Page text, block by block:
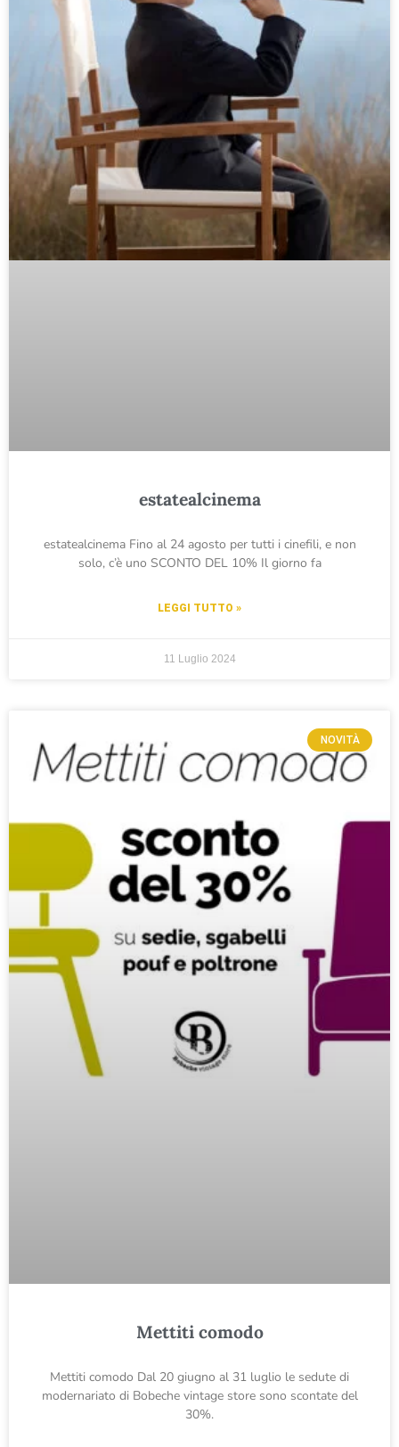
estatealcinema
estatealcinema Fino al 24 agosto per tutti i cinefili, e non
solo, c’è uno SCONTO DEL 10% Il giorno fa
LEGGI TUTTO »
11 Luglio 2024
NOVITÀ
Mettiti comodo
Mettiti comodo Dal 20 giugno al 31 luglio le sedute di
modernariato di Bobeche vintage store sono scontate del
30%.